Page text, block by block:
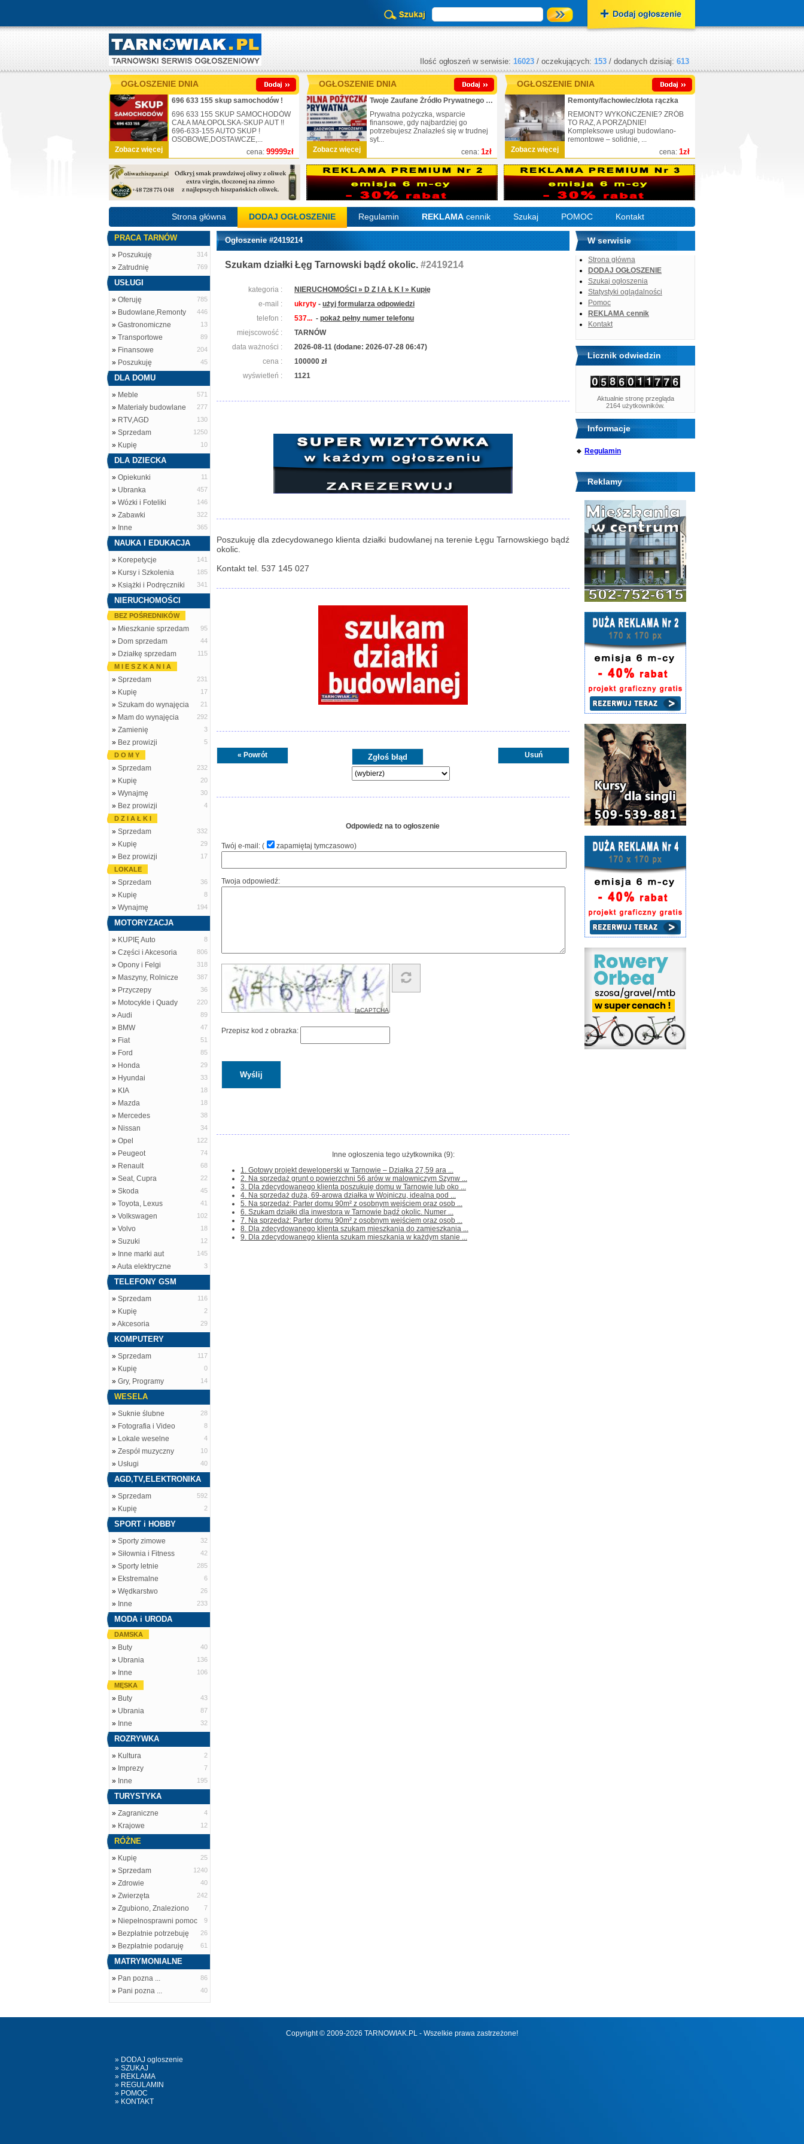
Ilość ogłoszeń w serwisie: 16023 / oczekujących: 153 / dodanych dzisiaj: 613
OGŁOSZENIE DNIA
Zobacz więcej cena: 99999zł
696 633 155 skup samochodów !
696 633 155 SKUP SAMOCHODÓW
CAŁA MAŁOPOLSKA-SKUP AUT !!
696-633-155 AUTO SKUP !
OSOBOWE,DOSTAWCZE,...
OGŁOSZENIE DNIA
Zobacz więcej cena: 1zł
Twoje Zaufane Źródło Prywatnego Finansowania
Prywatna pożyczka, wsparcie
finansowe, gdy najbardziej go
potrzebujesz Znalazłeś się w trudnej
syt...
OGŁOSZENIE DNIA
Zobacz więcej cena: 1zł
Remonty/fachowiec/złota rączka
REMONT? WYKOŃCZENIE? ZRÓB
TO RAZ, A PORZĄDNIE!
Kompleksowe usługi budowlano-
remontowe – solidnie, ...
Strona główna DODAJ OGŁOSZENIE Regulamin REKLAMA cennik Szukaj POMOC Kontakt
PRACA TARNÓW
» Poszukuję 314
» Zatrudnię 769
USŁUGI
» Oferuję 785
» Budowlane,Remonty 446
» Gastronomiczne 13
» Transportowe 89
» Finansowe 204
» Poszukuję 45
DLA DOMU
» Meble 571
» Materiały budowlane 277
» RTV,AGD 130
» Sprzedam 1250
» Kupię 10
DLA DZIECKA
» Opiekunki 11
» Ubranka 457
» Wózki i Foteliki 146
» Zabawki 322
» Inne 365
NAUKA I EDUKACJA
» Korepetycje 141
» Kursy i Szkolenia 185
» Książki i Podręczniki 341
NIERUCHOMOŚCI
BEZ POŚREDNIKÓW
» Mieszkanie sprzedam 95
» Dom sprzedam 44
» Działkę sprzedam
115
M I E S Z K A N I A
» Sprzedam 231
» Kupię 17
» Szukam do wynajęcia 21
» Mam do wynajęcia 292
» Zamienię 3
» Bez prowizji
5
D O M Y
» Sprzedam 232
» Kupię 20
» Wynajmę 30
» Bez prowizji
4
D Z I A Ł K I
» Sprzedam 332
» Kupię 29
» Bez prowizji
17
LOKALE
» Sprzedam 36
» Kupię 8
» Wynajmę 194
MOTORYZACJA
» KUPIĘ Auto 8
» Części i Akcesoria 806
» Opony i Felgi 318
» Maszyny, Rolnicze 387
» Przyczepy 36
» Motocykle i Quady 220
»Audi 89
» BMW 47
» Fiat 51
» Ford 85
» Honda 29
» Hyundai 33
» KIA 18
» Mazda 18
» Mercedes 38
» Nissan 34
» Opel 122
» Peugeot 74
» Renault 68
» Seat, Cupra 22
» Skoda 45
» Toyota, Lexus 41
» Volkswagen 102
» Volvo 18
» Suzuki 12
» Inne marki aut 145
»Auta elektryczne 3
TELEFONY GSM
» Sprzedam 116
» Kupię 2
»Akcesoria 29
KOMPUTERY
» Sprzedam 117
» Kupię 0
» Gry, Programy 14
WESELA
» Suknie ślubne 28
» Fotografia i Video 8
» Lokale weselne 4
» Zespół muzyczny 10
» Usługi 40
AGD,TV,ELEKTRONIKA
» Sprzedam 592
» Kupię 2
SPORT i HOBBY
» Sporty zimowe 32
» Siłownia i Fitness 42
» Sporty letnie 285
» Ekstremalne 6
» Wędkarstwo 26
» Inne 233
MODA i URODA
DAMSKA
» Buty 40
» Ubrania 136
» Inne
106
MĘSKA
» Buty 43
» Ubrania 87
» Inne 32
ROZRYWKA
» Kultura 2
» Imprezy 7
» Inne 195
TURYSTYKA
» Zagraniczne 4
» Krajowe 12
RÓŻNE
» Kupię 25
» Sprzedam 1240
» Zdrowie 40
» Zwierzęta 242
» Zgubiono, Znaleziono 7
» Niepełnosprawni pomoc 9
» Bezpłatnie potrzebuję 26
» Bezpłatnie podaruję 61
MATRYMONIALNE
» Pan pozna ... 86
» Pani pozna ... 40
Ogłoszenie #2419214
Szukam działki Łęg Tarnowski bądź okolic. #2419214
kategoria :
NIERUCHOMOŚCI » D Z I A Ł K I » Kupię
e-mail :
ukryty - użyj formularza odpowiedzi
telefon :
537... - pokaż pełny numer telefonu
miejscowość :
TARNÓW
data ważności :
2026-08-11 (dodane: 2026-07-28 06:47)
cena :
100000 zł
wyświetleń :
1121
Poszukuję dla zdecydowanego klienta działki budowlanej na terenie Łęgu Tarnowskiego bądź
okolic.
Kontakt tel. 537 145 027
« Powrót Usuń
Odpowiedz na to ogłoszenie
Twój e-mail: ( zapamiętaj tymczasowo)
Twoja odpowiedź:
faCAPTCHA
Przepisz kod z obrazka:
Inne ogłoszenia tego użytkownika (9):
1. Gotowy projekt deweloperski w Tarnowie – Działka 27,59 ara ...
2. Na sprzedaż grunt o powierzchni 56 arów w malowniczym Szynw ...
3. Dla zdecydowanego klienta poszukuję domu w Tarnowie lub oko ...
4. Na sprzedaż duża, 69-arowa działka w Wojniczu, idealna pod ...
5. Na sprzedaż: Parter domu 90m² z osobnym wejściem oraz osob ...
6. Szukam działki dla inwestora w Tarnowie bądź okolic. Numer ...
7. Na sprzedaż: Parter domu 90m² z osobnym wejściem oraz osob ...
8. Dla zdecydowanego klienta szukam mieszkania do zamieszkania ...
9. Dla zdecydowanego klienta szukam mieszkania w każdym stanie ...
W serwisie
Strona główna
DODAJ OGŁOSZENIE
Szukaj ogłoszenia
Statystyki oglądalności
Pomoc
REKLAMA cennik
Kontakt
Licznik odwiedzin
Aktualnie stronę przegląda
2164 użytkowników.
Informacje
🔹 Regulamin
Reklamy
Copyright © 2009-2026 TARNOWIAK.PL - Wszelkie prawa zastrzeżone!
» DODAJ ogloszenie
» SZUKAJ
» REKLAMA
» REGULAMIN
» POMOC
» KONTAKT